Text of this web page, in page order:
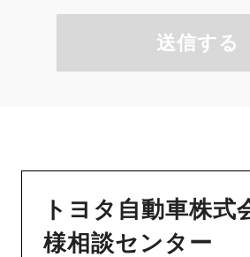
送信する
トヨタ自動車株式
様相談センター